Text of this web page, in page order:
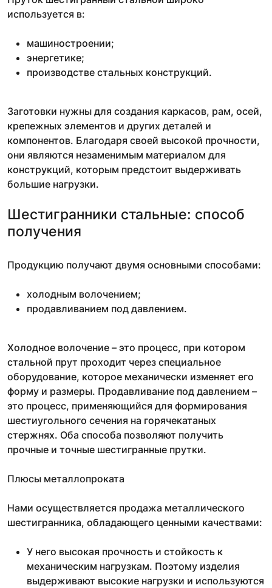
используется в:
машиностроении;
энергетике;
производстве стальных конструкций.
Заготовки нужны для создания каркасов, рам, осей,
крепежных элементов и других деталей и
компонентов. Благодаря своей высокой прочности,
они являются незаменимым материалом для
конструкций, которым предстоит выдерживать
большие нагрузки.
Шестигранники стальные: способ
получения
Продукцию получают двумя основными способами:
холодным волочением;
продавливанием под давлением.
Холодное волочение – это процесс, при котором
стальной прут проходит через специальное
оборудование, которое механически изменяет его
форму и размеры. Продавливание под давлением –
это процесс, применяющийся для формирования
шестиугольного сечения на горячекатаных
стержнях. Оба способа позволяют получить
прочные и точные шестигранные прутки.
Плюсы металлопроката
Нами осуществляется продажа металлического
шестигранника, обладающего ценными качествами:
У него высокая прочность и стойкость к
механическим нагрузкам. Поэтому изделия
выдерживают высокие нагрузки и используются